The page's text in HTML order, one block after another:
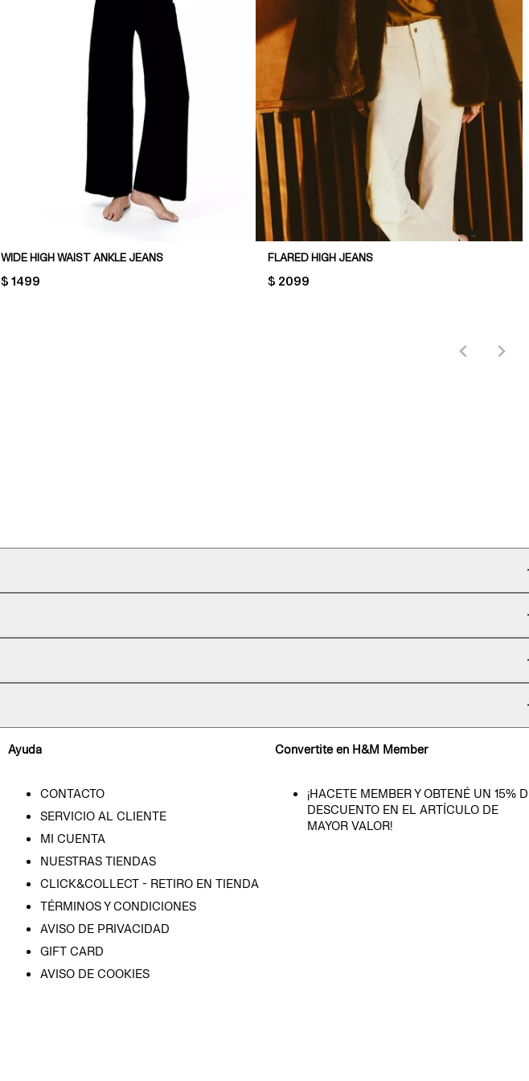
WIDE HIGH WAIST ANKLE JEANS
PRICE:
$ 1499
FLARED HIGH JEANS
PRICE:
$ 2099
Ayuda
CONTACTO
SERVICIO AL CLIENTE
MI CUENTA
NUESTRAS TIENDAS
CLICK&COLLECT - RETIRO EN TIENDA
TÉRMINOS Y CONDICIONES
AVISO DE PRIVACIDAD
GIFT CARD
AVISO DE COOKIES
Convertite en H&M Member
¡HACETE MEMBER Y OBTENÉ UN 15%
DESCUENTO EN EL ARTÍCULO DE
MAYOR VALOR!